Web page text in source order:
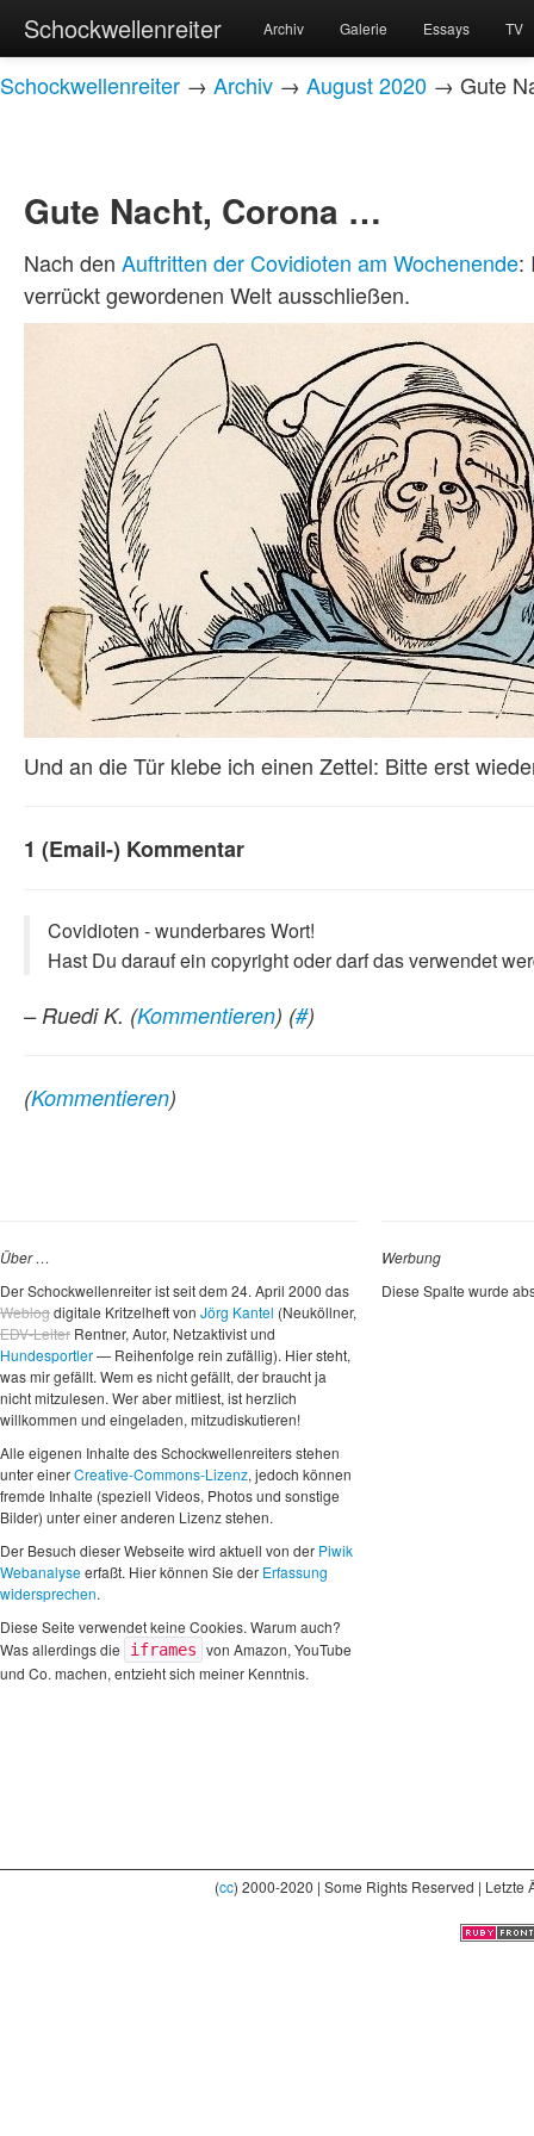
Schockwellenreiter Archiv Galerie Essays TV
Schockwellenreiter → Archiv → August 2020 → Gute
Gute Nacht, Corona …
Nach den Auftritten der Covidioten am Wochenende:
verrückt gewordenen Welt ausschließen.
Und an die Tür klebe ich einen Zettel: Bitte erst
1 (Email-) Kommentar
Covidioten - wunderbares Wort!
Hast Du darauf ein copyright oder darf das verwendet
– Ruedi K. (Kommentieren) (#)
(Kommentieren)
Über …
Der Schockwellenreiter ist seit dem 24. April 2000 das
Weblogdigitale Kritzelheft von Jörg Kantel (Neuköllner,
EDV-Leiter Rentner, Autor, Netzaktivist und
Hundesportler— Reihenfolge rein zufällig). Hier steht,
was mir gefällt. Wem es nicht gefällt, der braucht ja
nicht mitzulesen. Wer aber mitliest, ist herzlich
willkommen und eingeladen, mitzudiskutieren!
Alle eigenen Inhalte des Schockwellenreiters stehen
unter einerCreative-Commons-Lizenz, jedoch können
fremde Inhalte (speziell Videos, Photos und sonstige
Bilder) unter einer anderen Lizenz stehen.
Der Besuch dieser Webseite wird aktuell von der Piwik
Webanalyseerfaßt. Hier können Sie der Erfassung
widersprechen.
Diese Seite verwendet keine Cookies. Warum auch?
Was allerdings die
iframes von Amazon, YouTube
und Co. machen, entzieht sich meiner Kenntnis.
Werbung
Diese Spalte wurde
(cc) 2000-2020 | Some Rights Reserved |